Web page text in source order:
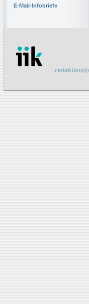
E-Mail-Infobriefe